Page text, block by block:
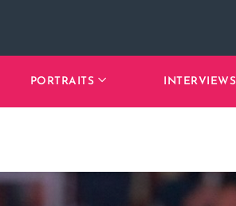
PORTRAITS INTERVIEWS